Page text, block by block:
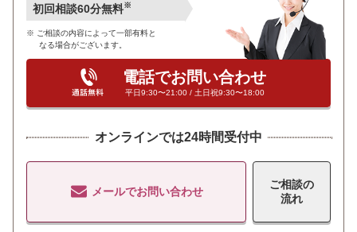
初回相談60分無料※
ご相談の内容によって一部有料と
なる場合がございます。
電話でお問い合わせ
平日9:30〜21:00 / 土日祝9:30〜18:00
オンラインでは24時間受付中
メールでお問い合わせ
ご相談の
流れ